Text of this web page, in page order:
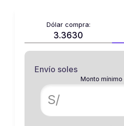
Dólar compra:
3.3630
Envío soles
Monto mínimo
S/